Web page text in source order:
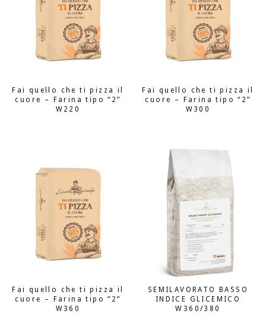
Fai quello che ti pizza il
cuore – Farina tipo “2”
W220
Fai quello che ti pizza il
cuore – Farina tipo “2”
W300
Fai quello che ti pizza il
cuore – Farina tipo “2”
W360
SEMILAVORATO BASSO
INDICE GLICEMICO
W360/380